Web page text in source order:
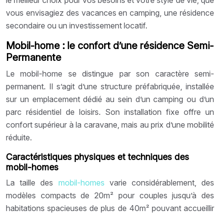
vous envisagiez des vacances en camping, une résidence
secondaire ou un investissement locatif.
Mobil-home : le confort d’une résidence Semi-
Permanente
Le mobil-home se distingue par son caractère semi-
permanent. Il s’agit d’une structure préfabriquée, installée
sur un emplacement dédié au sein d’un camping ou d’un
parc résidentiel de loisirs. Son installation fixe offre un
confort supérieur à la caravane, mais au prix d’une mobilité
réduite.
Caractéristiques physiques et techniques des
mobil-homes
La taille des mobil-homes varie considérablement, des
modèles compacts de 20m² pour couples jusqu’à des
habitations spacieuses de plus de 40m² pouvant accueillir